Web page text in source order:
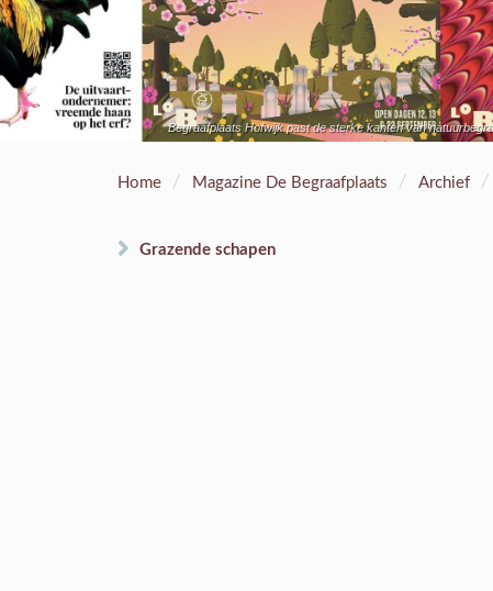
Begraafplaats Hofwijk past de sterke kanten van
Home / Magazine De Begraafplaats / Archief /
Grazende schapen